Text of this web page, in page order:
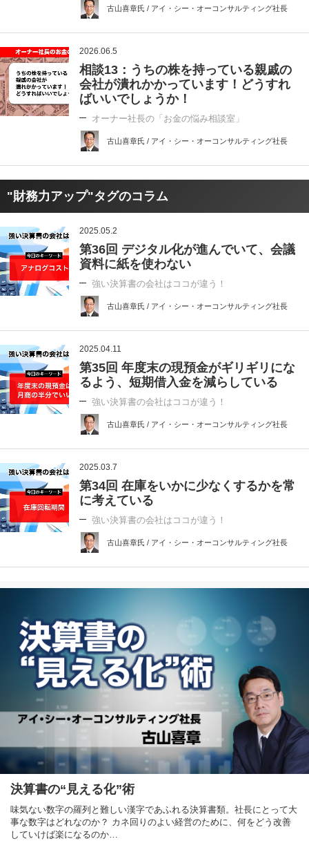
古山喜章氏 / アイ・シー・オーコンサルティング社長
2026.06.5
相談13：うちの株を持っている親戚の
会社が潰れかかっています！どうすれ
ばいいでしょうか！
オーナー社長の「お金の悩み相談室」
古山喜章氏 / アイ・シー・オーコンサルティング社長
"財務力アップ"タグのコラム
2025.05.2
第36回 デジタル化が進んでいて、会議
資料に紙を使わない
強い決算書の会社はココが違う！
古山喜章氏 / アイ・シー・オーコンサルティング社長
2025.04.11
第35回 年度末の現預金がギリギリにな
るよう、短期借入金を減らしている
強い決算書の会社はココが違う！
古山喜章氏 / アイ・シー・オーコンサルティング社長
2025.03.7
第34回 在庫をいかに少なくするかを常
に考えている
強い決算書の会社はココが違う！
古山喜章氏 / アイ・シー・オーコンサルティング社長
決算書の“見える化”術
味気ない数字の羅列と難しい漢字であふれる決算書類。社長にとって大
事な数字はどれなのか？ カネ回りのよい経営のために、何をどう改善
していけば楽になるのか…